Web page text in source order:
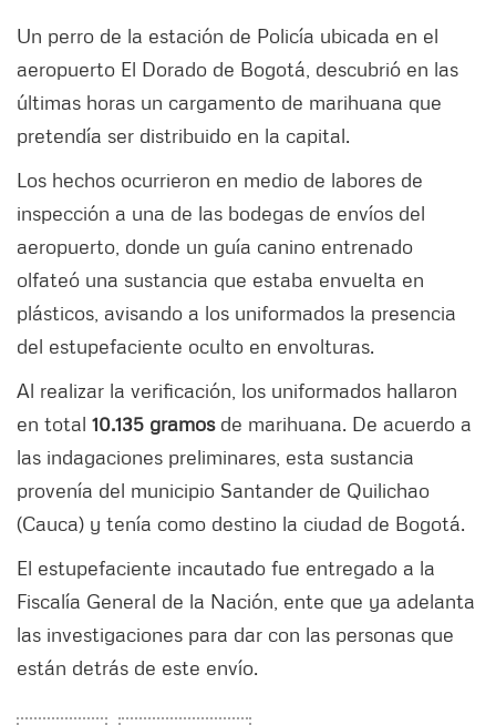
Un perro de la estación de Policía ubicada en el
aeropuerto El Dorado de Bogotá, descubrió en las
últimas horas un cargamento de marihuana que
pretendía ser distribuido en la capital.
Los hechos ocurrieron en medio de labores de
inspección a una de las bodegas de envíos del
aeropuerto, donde un guía canino entrenado
olfateó una sustancia que estaba envuelta en
plásticos, avisando a los uniformados la presencia
del estupefaciente oculto en envolturas.
Al realizar la verificación, los uniformados hallaron
en total 10.135 gramosde marihuana. De acuerdo a
las indagaciones preliminares, esta sustancia
provenía del municipio Santander de Quilichao
(Cauca) y tenía como destino la ciudad de Bogotá.
El estupefaciente incautado fue entregado a la
Fiscalía General de la Nación, ente que ya adelanta
las investigaciones para dar con las personas que
están detrás de este envío.